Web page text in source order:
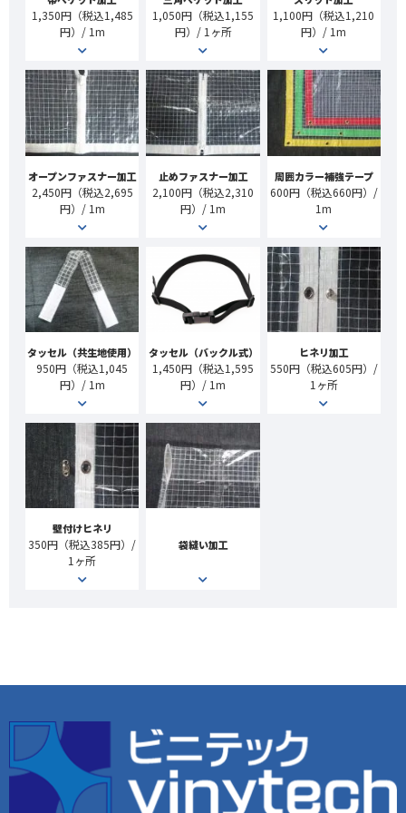
1,350円（税込1,485
円）/ 1m
1,050円（税込1,155
円）/ 1ヶ所
1,100円（税込1,210
円）/ 1m
オープンファスナー加工
2,450円（税込2,695
円）/ 1m
止めファスナー加工
2,100円（税込2,310
円）/ 1m
周囲カラー補強テープ
600円（税込660円）/
1m
タッセル（共生地使用）
950円（税込1,045
円）/ 1m
タッセル（バックル式）
1,450円（税込1,595
円）/ 1m
ヒネリ加工
550円（税込605円）/
1ヶ所
壁付けヒネリ
350円（税込385円）/
1ヶ所
袋縫い加工